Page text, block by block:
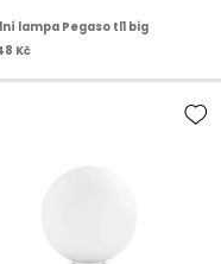
lampa Pegaso tl1 big
Kč